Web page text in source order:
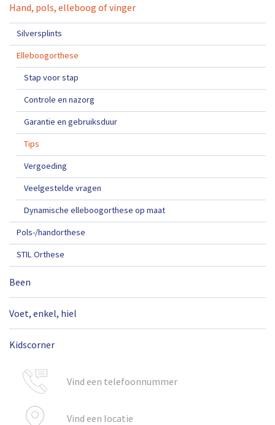
Hand, pols, elleboog of vinger
Silversplints
Elleboogorthese
Stap voor stap
Controle en nazorg
Garantie en gebruiksduur
Tips
Vergoeding
Veelgestelde vragen
Dynamische elleboogorthese op maat
Pols-/handorthese
STIL Orthese
Been
Voet, enkel, hiel
Kidscorner
Vind een telefoonnummer
Vind een locatie